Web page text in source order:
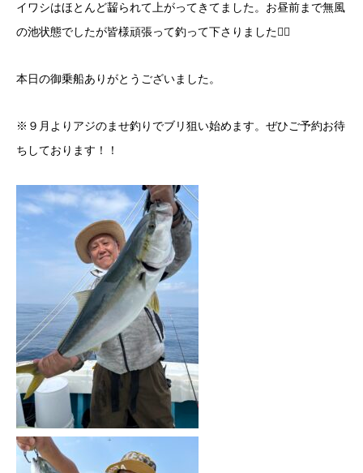
イワシはほとんど齧られて上がってきてました。お昼前まで無風
の池状態でしたが皆様頑張って釣って下さりました🙇‍♂️
本日の御乗船ありがとうございました。
※９月よりアジのませ釣りでブリ狙い始めます。ぜひご予約お待
ちしております！！